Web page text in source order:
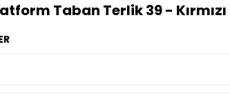
Taban Terlik 39 - Kırmızı